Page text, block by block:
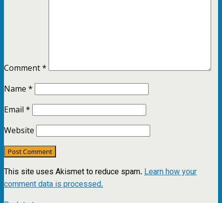
Comment*
Name *
Email *
Website
This site uses Akismet to reduce spam. Learn how your
comment data is processed.